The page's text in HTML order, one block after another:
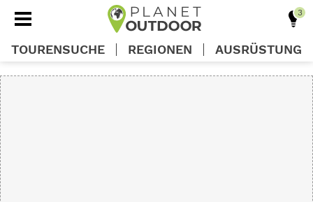
TOURENSUCHE REGIONEN AUSRÜSTUNG